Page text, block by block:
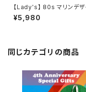
【Lady's】 80s マリンデザ
半袖 ニット トップス / アメリ
製 USA製 サマーニット ネ
¥5,980
同じカテゴリの商品